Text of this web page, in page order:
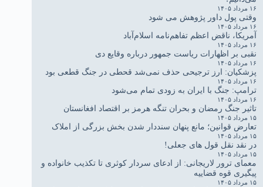
۱۶ مرداد ۱۴۰۵
وقتی پول داور پژوهش می شود
۱۶ مرداد ۱۴۰۵
آمریکا، ناقض اعظم تفاهم‌نامه اسلام‌آباد
۱۶ مرداد ۱۴۰۵
نقبی بر اظهارات ریاست جمهور درباره وقایع دی
۱۶ مرداد ۱۴۰۵
پزشکیان: ارز ترجیحی حذف نمی‌شد قحطی در جنگ قطعی بود
۱۶ مرداد ۱۴۰۵
ترامپ: جنگ با ایران به زودی تمام می‌شود
۱۶ مرداد ۱۴۰۵
تاثیر جنگ رمضان و بحران تنگه هرمز بر اقتصاد افغانستان
۱۵ مرداد ۱۴۰۵
تعارض قوانین؛ مانع پنهان سنددار شدن بخش بزرگی از املاک
۱۵ مرداد ۱۴۰۵
در نقد نقل قول های جعلی!
۱۵ مرداد ۱۴۰۵
معمای ترور لاریجانی: از ادعای سردار کوثری تا تکذیب خانواده و
پیگیری قوه قضاییه
۱۵ مرداد ۱۴۰۵